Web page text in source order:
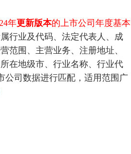
年更新版本的上市公司年度基本
行业及代码、法定代表人、成
范围、主营业务、注册地址、
在地级市、行业名称、行业代
公司数据进行匹配，适用范围广